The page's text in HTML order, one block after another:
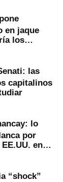
en jaque
los
las
capitalinos
lo
por
en
“shock”